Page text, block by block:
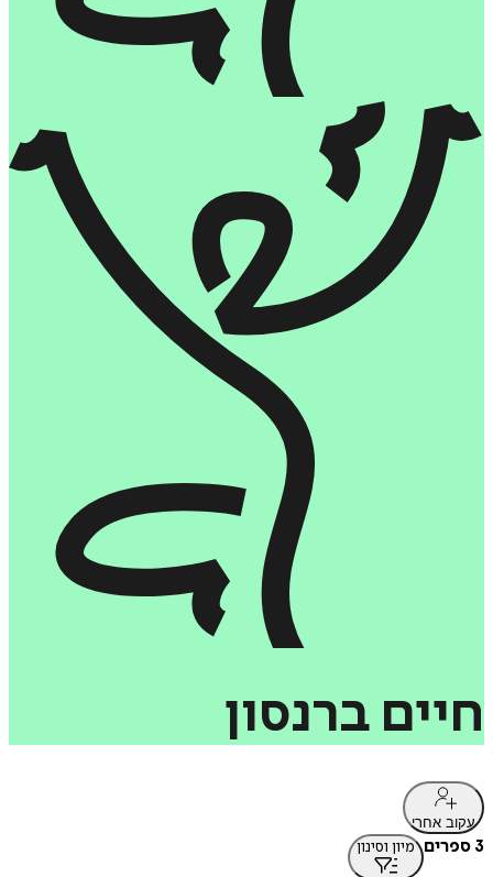
חיים ברנסון
עקוב אחרי
3 ספרים מיון וסינון